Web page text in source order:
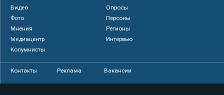
Видео
Опросы
Фото
Персоны
Мнения
Регионы
Медиацентр
Интервью
Колумнисты
Контакты Реклама Вакансии